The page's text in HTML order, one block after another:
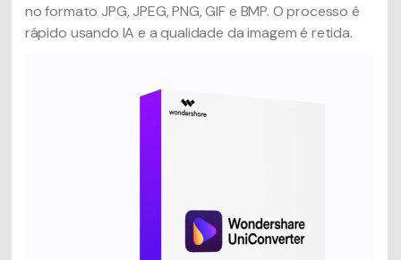
no formato JPG, JPEG, PNG, GIF e BMP. O processo é
rápido usando IA e a qualidade da imagem é retida.